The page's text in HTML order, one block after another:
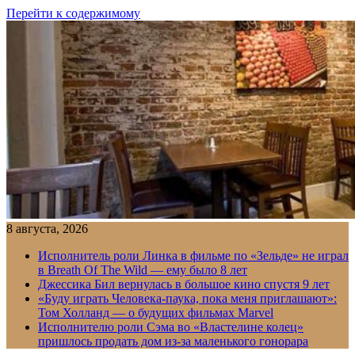
Перейти к содержимому
8 августа, 2026
Исполнитель роли Линка в фильме по «Зельде» не играл
в Breath Of The Wild — ему было 8 лет
Джессика Бил вернулась в большое кино спустя 9 лет
«Буду играть Человека-паука, пока меня приглашают»:
Том Холланд — о будущих фильмах Marvel
Исполнителю роли Сэма во «Властелине колец»
пришлось продать дом из-за маленького гонорара